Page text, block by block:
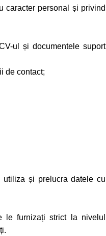
caracter personal și privind
ul și documentele suport
de contact;
utiliza și prelucra datele cu
le furnizați strict la nivelul